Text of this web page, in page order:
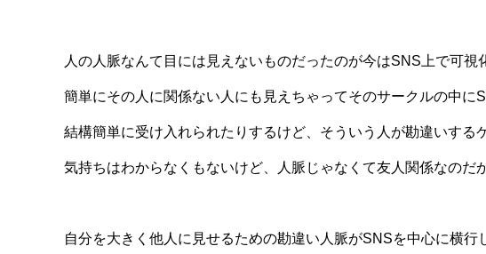
人の人脈なんて目には見えないものだったのが今はSNS上で可視
簡単にその人に関係ない人にも見えちゃってそのサークルの中に
結構簡単に受け入れられたりするけど、そういう人が勘違いする
気持ちはわからなくもないけど、人脈じゃなくて友人関係なのだ
自分を大きく他人に見せるための勘違い人脈がSNSを中心に横行